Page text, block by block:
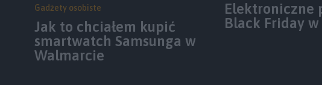
Gadżety osobiste
Jak to chciałem kupić
smartwatch Samsunga w
Walmarcie
Elektroniczne
Black Friday